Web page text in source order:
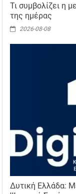
Τι συμβολίζει η
της ημέρας
2026-08-08
Δυτική Ελλάδα: